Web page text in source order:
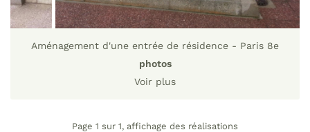
Aménagement d'une entrée de résidence - Paris 8e
photos
Voir plus
Page 1 sur 1, affichage des réalisations